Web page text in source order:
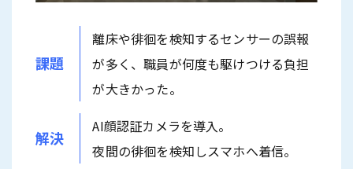
課題
離床や徘徊を検知するセンサーの誤報
が多く、職員が何度も駆けつける負担
が大きかった。
解決
AI顔認証カメラを導入。
夜間の徘徊を検知しスマホへ着信。